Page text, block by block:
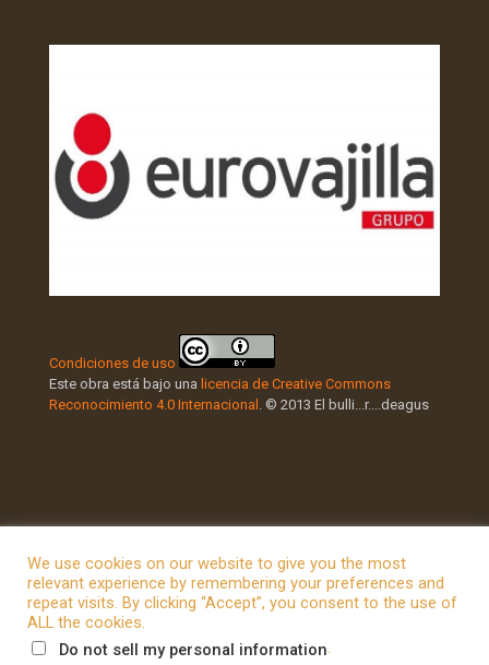
Condiciones de uso
Este obra está bajo una licencia de Creative Commons
Reconocimiento 4.0 Internacional
. © 2013 El bulli...r....deagus
© 2026 Betheme by Muffin group
We use cookies on our website to give you the most
relevant experience by remembering your preferences and
repeat visits. By clicking “Accept”, you consent to the use of
ALL the cookies.
Do not sell my personal information.